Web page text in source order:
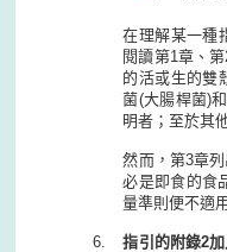
在理解某一種
閱讀第1章、
的活或生的雙
菌(大腸桿菌)
明者；至於其
然而，第3章
必是即食的食
量準則便不適
指引的附錄2